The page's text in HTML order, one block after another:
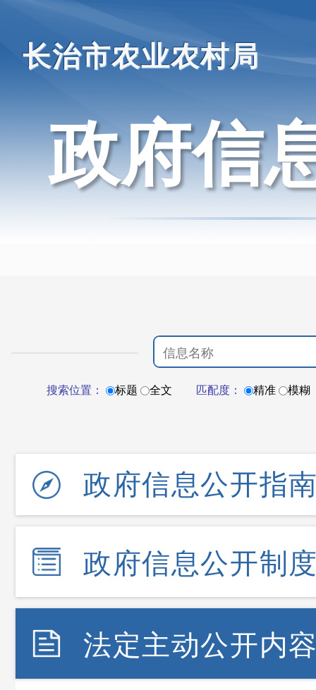
长治市农业农村局
政府信
搜索位置： 标题 全文 匹配度： 精准 模糊
政府信息公开指
政府信息公开制
法定主动公开内